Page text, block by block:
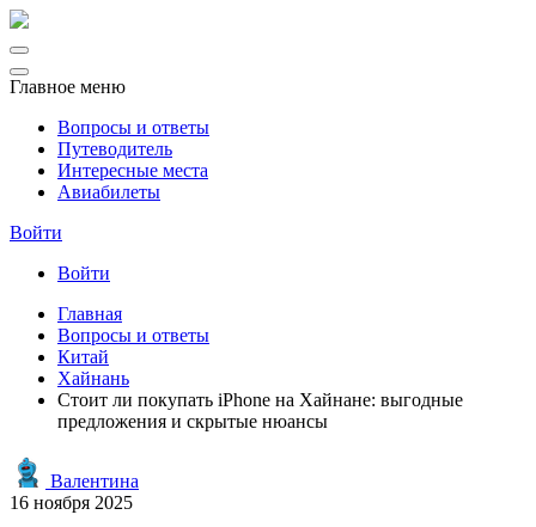
Главное меню
Вопросы и ответы
Путеводитель
Интересные места
Авиабилеты
Войти
Войти
Главная
Вопросы и ответы
Китай
Хайнань
Стоит ли покупать iPhone на Хайнане: выгодные
предложения и скрытые нюансы
Валентина
16 ноября 2025